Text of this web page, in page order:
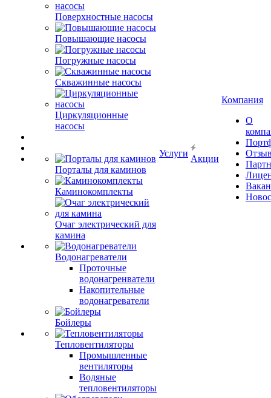
Поверхностные насосы
Повышающие насосы
Погружные насосы
Скважинные насосы
Циркуляционные
насосы
Порталы для каминов
Каминокомплекты
Очаг электрический для
камина
Водонагреватели
Проточные
водонагренватели
Накопительные
водонагреватели
Бойлеры
Тепловентиляторы
Промышленные
вентиляторы
Водяные
тепловентиляторы
Услуги
Акции
Компания
О